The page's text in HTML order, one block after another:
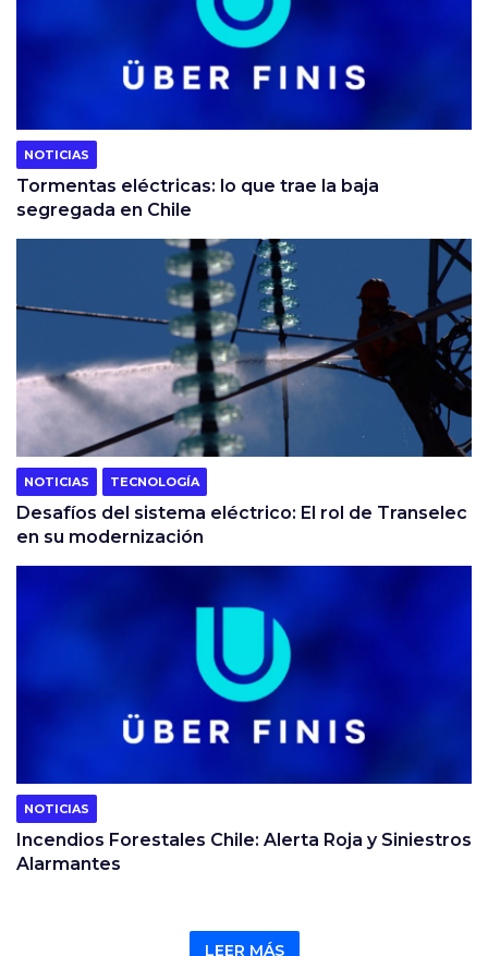
NOTICIAS
Tormentas eléctricas: lo que trae la baja
segregada en Chile
NOTICIAS TECNOLOGÍA
Desafíos del sistema eléctrico: El rol de Transelec
en su modernización
NOTICIAS
Incendios Forestales Chile: Alerta Roja y Siniestros
Alarmantes
LEER MÁS